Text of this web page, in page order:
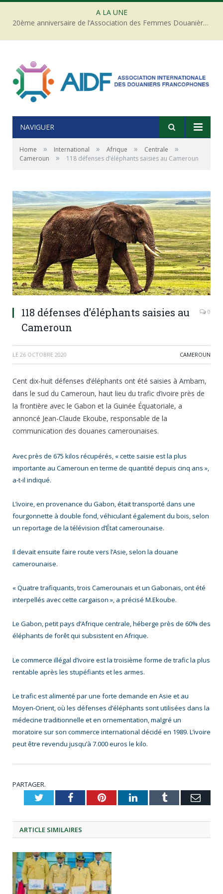
A LA UNE
20ème anniversaire de l’Association des Femmes Douanières de Côte d’ivoire
NAVIGUER
Home » International » Afrique » Centrale »
Cameroun » 118 défenses d’éléphants saisies au Cameroun
118 défenses d’éléphants saisies au
Cameroun
0
LE 26 OCTOBRE 2020 CAMEROUN
Cent dix-huit défenses d’éléphants ont été saisies à Ambam,
dans le sud du Cameroun, haut lieu du trafic d’ivoire près de
la frontière avec le Gabon et la Guinée Équatoriale, a
annoncé Jean-Claude Ekoube, responsable de la
communication des douanes camerounaises.
Avec près de 675 kilos récupérés, « cette saisie est la plus
importante au Cameroun en terme de quantité depuis cinq ans »,
a-t-il indiqué.
L’ivoire, en provenance du Gabon, était transporté dans une
fourgonnette à double fond, véhiculant également du bois, selon
un reportage de la télévision d’État camerounaise.
Il devait ensuite faire route vers l’Asie, selon la douane
camerounaise.
« Quatre trafiquants, trois Camerounais et un Gabonais, ont été
interpellés avec cette cargaison », a précisé M.Ekoube.
Le Gabon, petit pays d’Afrique centrale, héberge près de 60% des
éléphants de forêt qui subsistent en Afrique.
Le commerce illégal d’ivoire est la troisième forme de trafic la plus
rentable après les stupéfiants et les armes.
Le trafic est alimenté par une forte demande en Asie et au
Moyen-Orient, où les défenses d’éléphants sont utilisées dans la
médecine traditionnelle et en ornementation, malgré un
moratoire sur son commerce international décidé en 1989. L’ivoire
peut être revendu jusqu’à 7.000 euros le kilo.
PARTAGER.
TwitterFacebookPinterestLinkedInTumblr
ARTICLE SIMILAIRES